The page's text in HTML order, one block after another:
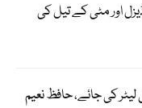
اور مٹی کے تیل کی
228 روپے فی لیٹر کی جائے، حافظ نعیم